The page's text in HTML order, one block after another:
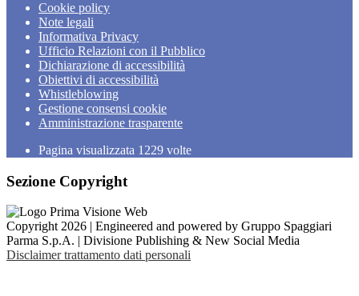
Cookie policy
Note legali
Informativa Privacy
Ufficio Relazioni con il Pubblico
Dichiarazione di accessibilità
Obiettivi di accessibilità
Whistleblowing
Gestione consensi cookie
Amministrazione trasparente
Pagina visualizzata 1229 volte
Sezione Copyright
Copyright 2026 | Engineered and powered by Gruppo Spaggiari
Parma S.p.A. | Divisione Publishing & New Social Media
Disclaimer trattamento dati personali